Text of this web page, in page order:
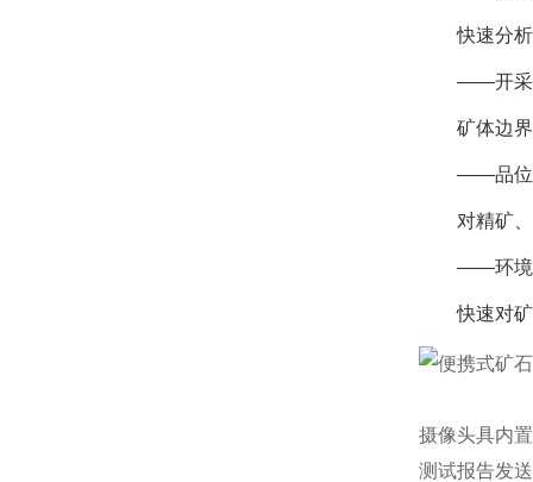
快速分
——开采
矿体边
——品位
对精矿
——环境
快速对
摄像头具内
测试报告发